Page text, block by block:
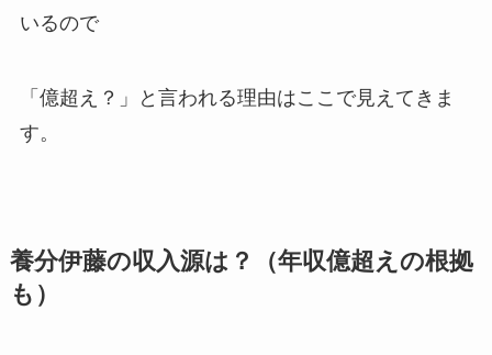
いるので
「億超え？」と言われる理由はここで見えてきま
す。
養分伊藤の収入源は？（年収億超えの根拠
も）